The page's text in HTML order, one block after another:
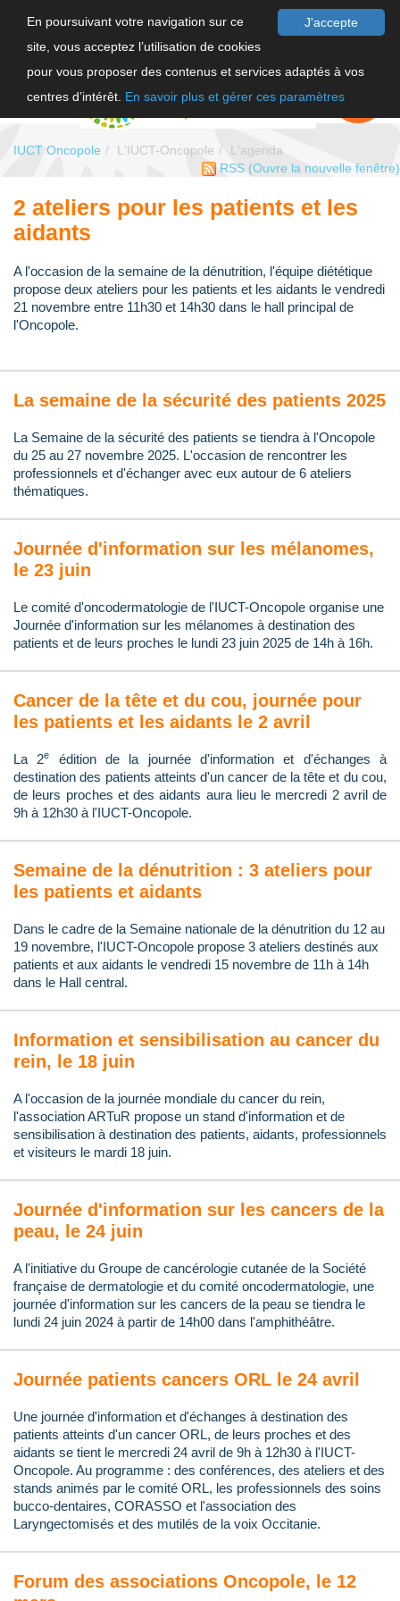
J'accepte
En poursuivant votre navigation sur ce
site, vous acceptez l’utilisation de cookies
pour vous proposer des contenus et services adaptés à vos
centres d’intérêt. En savoir plus et gérer ces paramètres
FAIRE UN
DON
IUCT Oncopole L'IUCT-Oncopole
L'agenda
RSS (Ouvre la nouvelle fenêtre)
2 ateliers pour les patients et les
aidants
A l'occasion de la semaine de la dénutrition, l'équipe diététique
propose deux ateliers pour les patients et les aidants le vendredi
21 novembre entre 11h30 et 14h30 dans le hall principal de
l'Oncopole.
La semaine de la sécurité des patients 2025
La Semaine de la sécurité des patients se tiendra à l'Oncopole
du 25 au 27 novembre 2025. L'occasion de rencontrer les
professionnels et d'échanger avec eux autour de 6 ateliers
thématiques.
Journée d'information sur les mélanomes,
le 23 juin
Le comité d'oncodermatologie de l'IUCT-Oncopole organise une
Journée d'information sur les mélanomes à destination des
patients et de leurs proches le lundi 23 juin 2025 de 14h à 16h.
Cancer de la tête et du cou, journée pour
les patients et les aidants le 2 avril
La 2e
édition de la journée d'information et d'échanges à
destination des patients atteints d'un cancer de la tête et du cou,
de leurs proches et des aidants aura lieu le mercredi 2 avril de
9h à 12h30 à l'IUCT-Oncopole.
Semaine de la dénutrition : 3 ateliers pour
les patients et aidants
Dans le cadre de la Semaine nationale de la dénutrition du 12 au
19 novembre, l'IUCT-Oncopole propose 3 ateliers destinés aux
patients et aux aidants le vendredi 15 novembre de 11h à 14h
dans le Hall central.
Information et sensibilisation au cancer du
rein, le 18 juin
A l'occasion de la journée mondiale du cancer du rein,
l'association ARTuR propose un stand d'information et de
sensibilisation à destination des patients, aidants, professionnels
et visiteurs le mardi 18 juin.
Journée d'information sur les cancers de la
peau, le 24 juin
A l'initiative du Groupe de cancérologie cutanée de la Société
française de dermatologie et du comité oncodermatologie, une
journée d'information sur les cancers de la peau se tiendra le
lundi 24 juin 2024 à partir de 14h00 dans l'amphithéâtre.
Journée patients cancers ORL le 24 avril
Une journée d'information et d'échanges à destination des
patients atteints d'un cancer ORL, de leurs proches et des
aidants se tient le mercredi 24 avril de 9h à 12h30 à l'IUCT-
Oncopole. Au programme : des conférences, des ateliers et des
stands animés par le comité ORL, les professionnels des soins
bucco-dentaires, CORASSO et l'association des
Laryngectomisés et des mutilés de la voix Occitanie.
Forum des associations Oncopole, le 12